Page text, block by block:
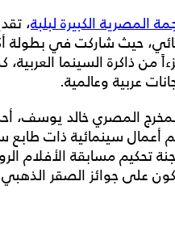
المصرية الكبيرة لبلبة،
حيث شاركت في بطولة
من ذاكرة السينما
عربية وعالمية.
المصري خالد يوسف،
أعمال سينمائية ذات
تحكيم مسابقة الأفلام
على جوائز الصقر